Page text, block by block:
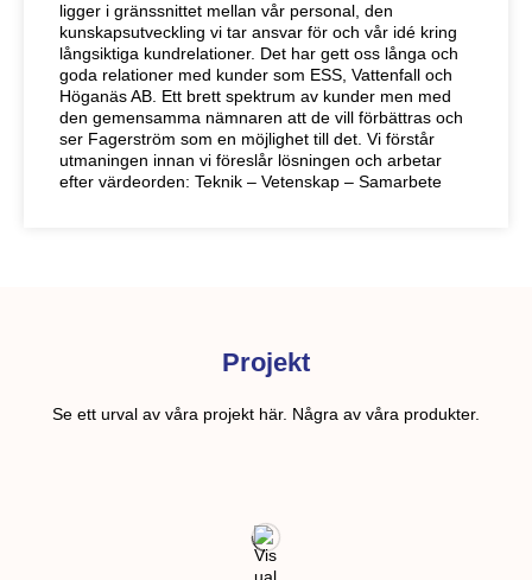
ligger i gränssnittet mellan vår personal, den
kunskapsutveckling vi tar ansvar för och vår idé kring
långsiktiga kundrelationer. Det har gett oss långa och
goda relationer med kunder som ESS, Vattenfall och
Höganäs AB. Ett brett spektrum av kunder men med
den gemensamma nämnaren att de vill förbättras och
ser Fagerström som en möjlighet till det. Vi förstår
utmaningen innan vi föreslår lösningen och arbetar
efter värdeorden: Teknik – Vetenskap – Samarbete
Projekt
Se ett urval av våra projekt här. Några av våra produkter.